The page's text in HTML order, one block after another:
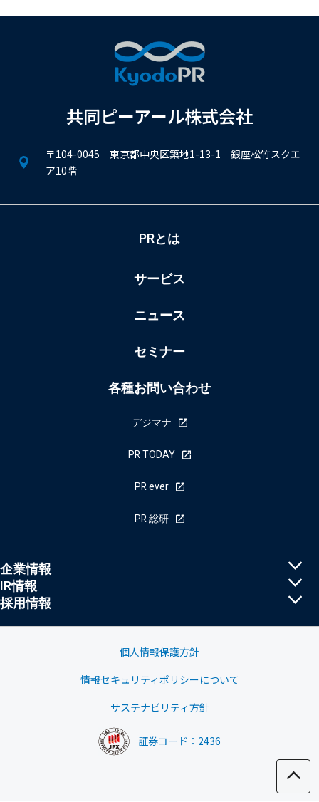
共同ピーアール株式会社
〒104-0045 東京都中央区築地1-13-1 銀座松竹スクエ
ア10階
PRとは
サービス
ニュース
セミナー
各種お問い合わせ
デジマナ
PR TODAY
PR ever
PR 総研
企業情報
共同PRとは
IR情報
株主・投資家の皆様へ
採用情報
採用情報
個人情報保護方針
情報セキュリティポリシーについて
サステナビリティ方針
証券コード：2436